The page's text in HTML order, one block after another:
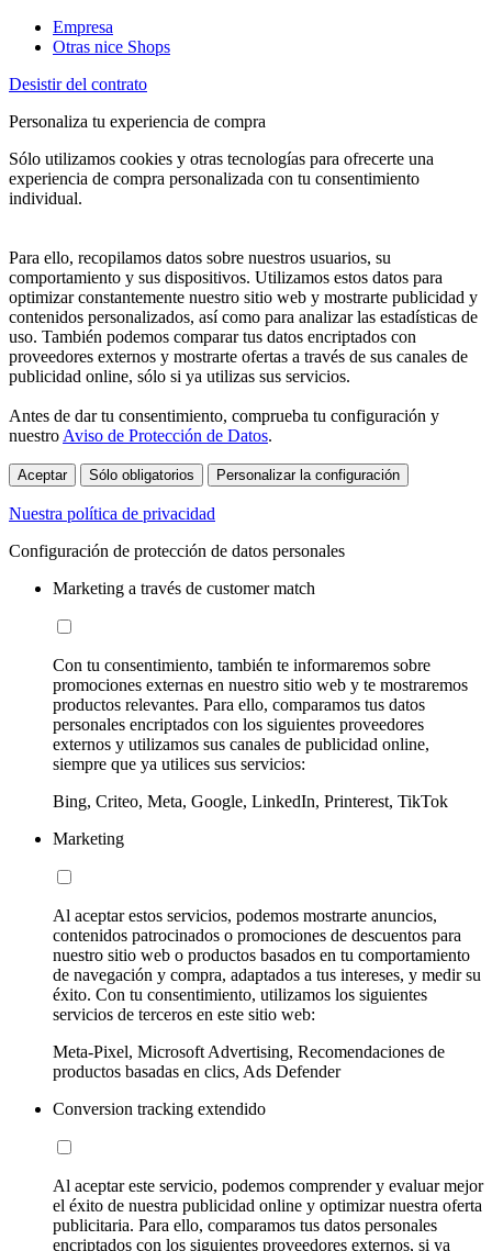
Empresa
Otras nice Shops
Desistir del contrato
Personaliza tu experiencia de compra
Sólo utilizamos cookies y otras tecnologías para ofrecerte una
experiencia de compra personalizada con tu consentimiento
individual.
Para ello, recopilamos datos sobre nuestros usuarios, su
comportamiento y sus dispositivos. Utilizamos estos datos para
optimizar constantemente nuestro sitio web y mostrarte publicidad y
contenidos personalizados, así como para analizar las estadísticas de
uso. También podemos comparar tus datos encriptados con
proveedores externos y mostrarte ofertas a través de sus canales de
publicidad online, sólo si ya utilizas sus servicios.
Antes de dar tu consentimiento, comprueba tu configuración y
nuestro Aviso de Protección de Datos.
Aceptar Sólo obligatorios Personalizar la configuración
Nuestra política de privacidad
Configuración de protección de datos personales
Marketing a través de customer match
Con tu consentimiento, también te informaremos sobre
promociones externas en nuestro sitio web y te mostraremos
productos relevantes. Para ello, comparamos tus datos
personales encriptados con los siguientes proveedores
externos y utilizamos sus canales de publicidad online,
siempre que ya utilices sus servicios:
Bing, Criteo, Meta, Google, LinkedIn, Printerest, TikTok
Marketing
Al aceptar estos servicios, podemos mostrarte anuncios,
contenidos patrocinados o promociones de descuentos para
nuestro sitio web o productos basados en tu comportamiento
de navegación y compra, adaptados a tus intereses, y medir su
éxito. Con tu consentimiento, utilizamos los siguientes
servicios de terceros en este sitio web:
Meta-Pixel, Microsoft Advertising, Recomendaciones de
productos basadas en clics, Ads Defender
Conversion tracking extendido
Al aceptar este servicio, podemos comprender y evaluar mejor
el éxito de nuestra publicidad online y optimizar nuestra oferta
publicitaria. Para ello, comparamos tus datos personales
encriptados con los siguientes proveedores externos, si ya